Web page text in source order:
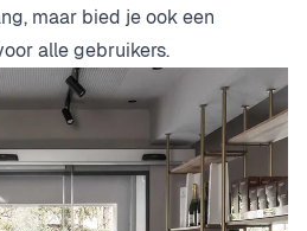
maar bied je ook een
alle gebruikers.